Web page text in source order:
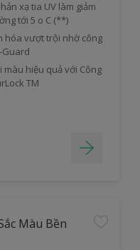
xạ tia UV làm giảm
tới 5 o C (**)
hóa vượt trội nhờ công
Guard
màu hiệu quả với Công
TM
Màu Bền